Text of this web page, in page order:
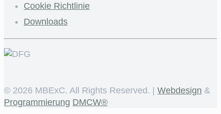
Cookie Richtlinie
Downloads
© 2026 MBExC. All Rights Reserved. | Webdesign &
Programmierung DMCW®